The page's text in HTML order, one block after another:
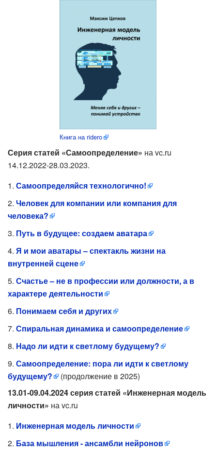
Книга на ridero
Серия статей «Самоопределение» на vc.ru
14.12.2022-28.03.2023.
Самоопределяйся технологично!
Человек для компании или компания для
человека?
Путь в будущее: создаем аватара
Я и мои аватары – спектакль жизни на
внутренней сцене
Счастье – не в профессии или должности, а в
характере деятельности
Понимаем себя и других
Спиральная динамика и самоопределение
Надо ли идти к светлому будущему?
Самоопределение: пора ли идти к светлому
будущему?
(продолжение в 2025)
13.01-09.04.2024 серия статей «Инженерная модель
личности» на vc.ru
Инженерная модель личности
База мышления - ансамбли нейронов